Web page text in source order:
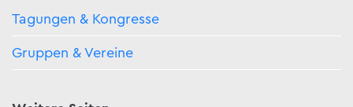
Tagungen & Kongresse
Gruppen & Vereine